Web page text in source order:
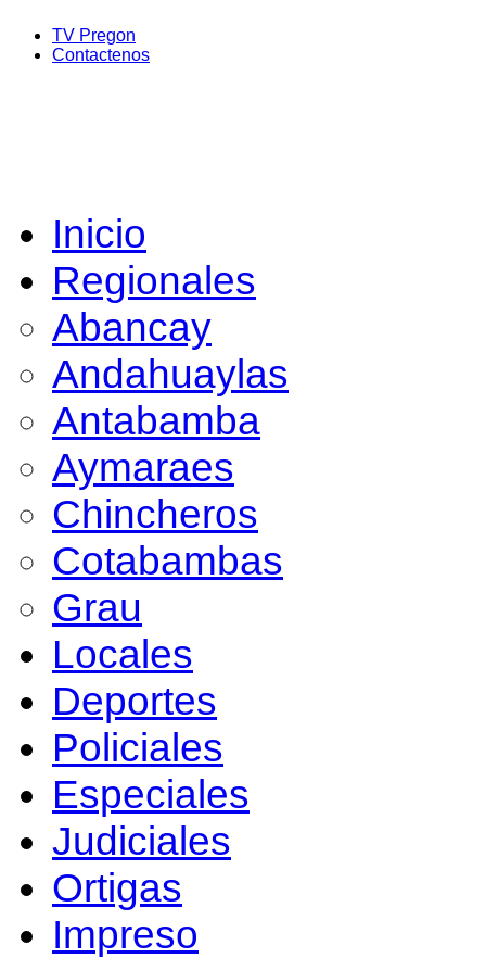
TV Pregon
Contactenos
Inicio
Regionales
Abancay
Andahuaylas
Antabamba
Aymaraes
Chincheros
Cotabambas
Grau
Locales
Deportes
Policiales
Especiales
Judiciales
Ortigas
Impreso